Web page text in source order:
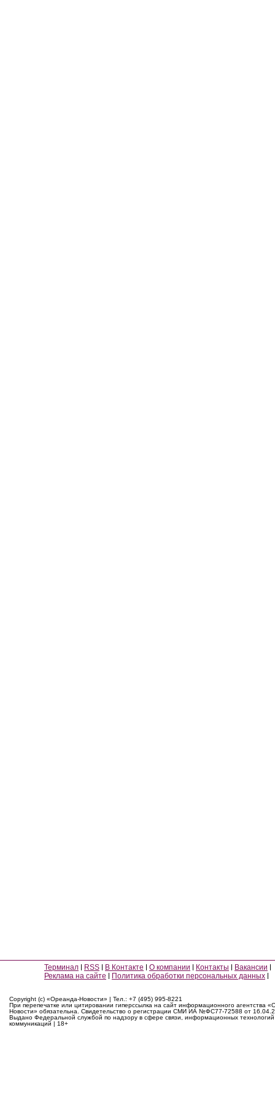
Терминал RSS В Контакте О компании Контакты
Вакансии
Реклама на сайте
Политика обработки персональных данных
Copyright (c) «Ореанда-Новости» | Тел.: +7 (495) 995-8221
При перепечатке или цитировании гиперссылка на сайт информационного агентства
Новости» обязательна. Свидетельство о регистрации СМИ ИА №ФС77-72588 от
Выдано Федеральной службой по надзору в сфере связи, информационных
коммуникаций | 18+